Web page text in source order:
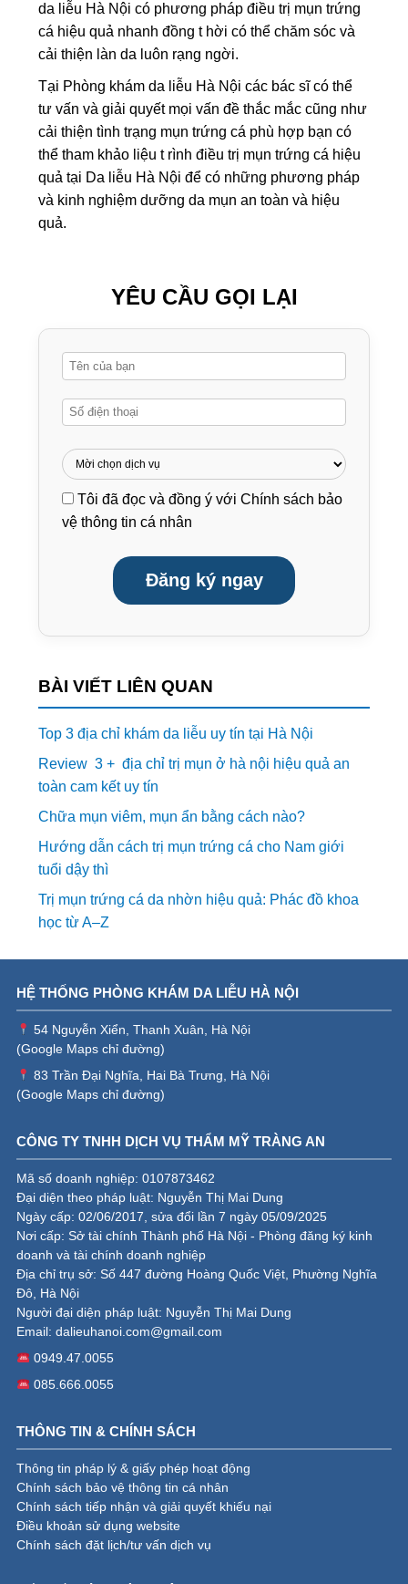
da liễu Hà Nội có phương pháp điều trị mụn trứng
cá hiệu quả nhanh đồng t hời có thể chăm sóc và
cải thiện làn da luôn rạng ngời.
Tại Phòng khám da liễu Hà Nội các bác sĩ có thể
tư vấn và giải quyết mọi vấn đề thắc mắc cũng như
cải thiện tình trạng mụn trứng cá phù hợp bạn có
thể tham khảo liệu t rình điều trị mụn trứng cá hiệu
quả tại Da liễu Hà Nội để có những phương pháp
và kinh nghiệm dưỡng da mụn an toàn và hiệu
quả.
YÊU CẦU GỌI LẠI
Tôi đã đọc và đồng ý vớiChính sách bảo
vệ thông tin cá nhân
Đăng ký ngay
BÀI VIẾT LIÊN QUAN
Top 3 địa chỉ khám da liễu uy tín tại Hà Nội
Review 3 + địa chỉ trị mụn ở hà nội hiệu quả an
toàn cam kết uy tín
Chữa mụn viêm, mụn ẩn bằng cách nào?
Hướng dẫn cách trị mụn trứng cá cho Nam giới
tuổi dậy thì
Trị mụn trứng cá da nhờn hiệu quả: Phác đồ khoa
học từ A–Z
HỆ THỐNG PHÒNG KHÁM DA LIỄU HÀ NỘI
54 Nguyễn Xiển, Thanh Xuân, Hà Nội
(Google Maps chỉ đường)
83 Trần Đại Nghĩa, Hai Bà Trưng, Hà Nội
(Google Maps chỉ đường)
CÔNG TY TNHH DỊCH VỤ THẨM MỸ TRÀNG AN
Mã số doanh nghiệp: 0107873462
Đại diện theo pháp luật: Nguyễn Thị Mai Dung
Ngày cấp: 02/06/2017, sửa đổi lần 7 ngày 05/09/2025
Nơi cấp: Sở tài chính Thành phố Hà Nội - Phòng đăng ký kinh
doanh và tài chính doanh nghiệp
Địa chỉ trụ sở: Số 447 đường Hoàng Quốc Việt, Phường Nghĩa
Đô, Hà Nội
Người đại diện pháp luật: Nguyễn Thị Mai Dung
Email: dalieuhanoi.com@gmail.com
0949.47.0055
085.666.0055
THÔNG TIN & CHÍNH SÁCH
Thông tin pháp lý & giấy phép hoạt động
Chính sách bảo vệ thông tin cá nhân
Chính sách tiếp nhận và giải quyết khiếu nại
Điều khoản sử dụng website
Chính sách đặt lịch/tư vấn dịch vụ